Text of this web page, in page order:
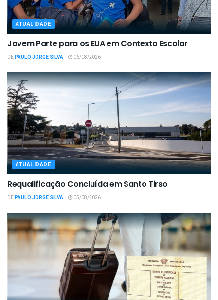
ATUALIDADE
Jovem Parte para os EUA em Contexto Escolar
DEPAULO JORGE SILVA 06/08/2026
ATUALIDADE
Requalificação Concluída em Santo Tirso
DEPAULO JORGE SILVA 05/08/2026